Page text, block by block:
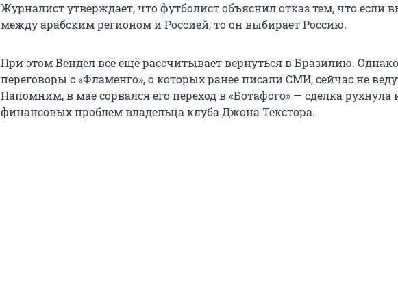
Журналист утверждает, что футболист объяснил отказ тем, что если
между арабским регионом и Россией, то он выбирает Россию.
При этом Вендел всё ещё рассчитывает вернуться в Бразилию. Однако
переговоры с «Фламенго», о которых ранее писали СМИ, сейчас не
Напомним, в мае сорвался его переход в «Ботафого» — сделка рухнула
финансовых проблем владельца клуба Джона Текстора.